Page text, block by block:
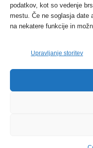
podatkov, kot so vedenje
mestu. Če ne soglasja date
na nekatere funkcije in
Upravljanje storitev
Tožilstvo
Verbund
FOTO:
Dogodki